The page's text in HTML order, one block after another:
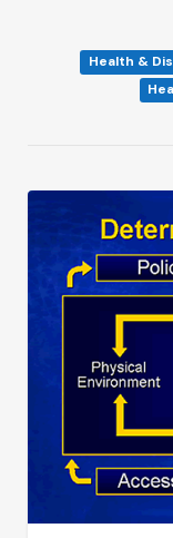
Health &